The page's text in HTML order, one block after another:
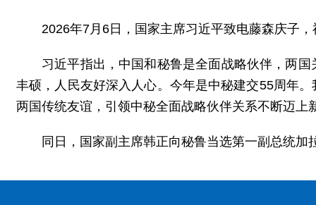
2026年7月6日，国家主席习近平致电藤森庆子
习近平指出，中国和秘鲁是全面战略伙伴，两
丰硕，人民友好深入人心。今年是中秘建交55周年
两国传统友谊，引领中秘全面战略伙伴关系不断迈上
同日，国家副主席韩正向秘鲁当选第一副总统加